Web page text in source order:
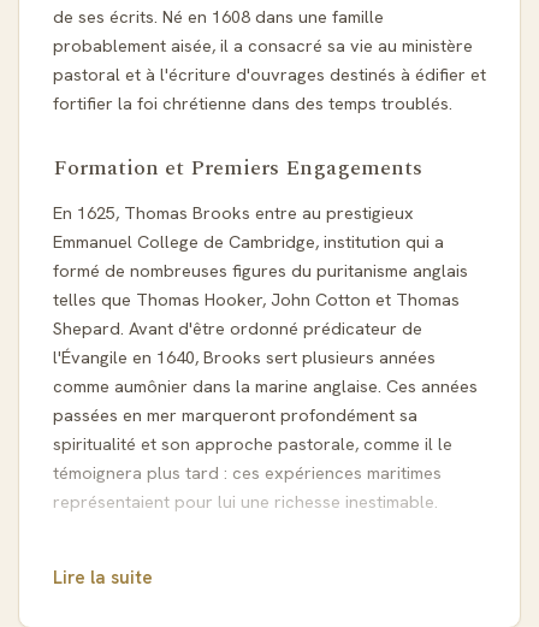
de ses écrits. Né en 1608 dans une famille
probablement aisée, il a consacré sa vie au ministère
pastoral et à l'écriture d'ouvrages destinés à édifier et
fortifier la foi chrétienne dans des temps troublés.
Formation et Premiers Engagements
En 1625, Thomas Brooks entre au prestigieux
Emmanuel College de Cambridge, institution qui a
formé de nombreuses figures du puritanisme anglais
telles que Thomas Hooker, John Cotton et Thomas
Shepard. Avant d'être ordonné prédicateur de
l'Évangile en 1640, Brooks sert plusieurs années
comme aumônier dans la marine anglaise. Ces années
passées en mer marqueront profondément sa
spiritualité et son approche pastorale, comme il le
témoignera plus tard : ces expériences maritimes
représentaient pour lui une richesse inestimable.
Ministère Pastoral à Londres
Lire la suite